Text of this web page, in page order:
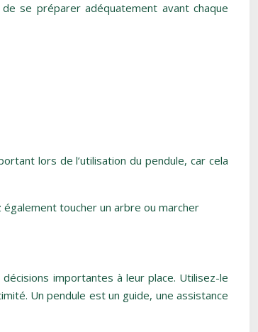
se préparer adéquatement avant chaque
lors de l’utilisation du pendule, car cela
toucher un arbre ou marcher
importantes à leur place. Utilisez-le
Un pendule est un guide, une assistance